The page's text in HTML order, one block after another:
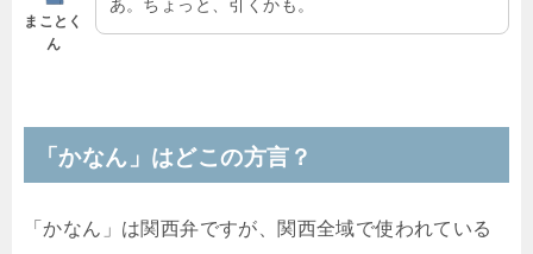
まことく
ん
あ。ちょっと、引くかも。
「かなん」はどこの方言？
「かなん」は関西弁ですが、関西全域で使われている